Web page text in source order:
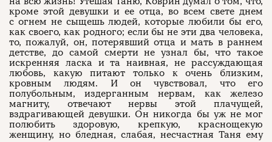
кроме этой девушки и ее отца, во всем свете днем
с огнем не сыщешь людей, которые любили бы его,
как своего, как родного; если бы не эти два человека,
то, пожалуй, он, потерявший отца и мать в раннем
детстве, до самой смерти не узнал бы, что такое
искренняя ласка и та наивная, не рассуждающая
любовь, какую питают только к очень близким,
кровным людям. И он чувствовал, что его
полубольным, издерганным нервам, как железо
магниту, отвечают нервы этой плачущей,
вздрагивающей девушки. Он никогда бы уж не мог
полюбить здоровую, крепкую, краснощекую
женщину, но бледная, слабая, несчастная Таня ему